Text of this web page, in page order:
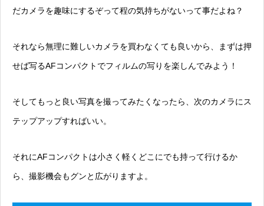
だカメラを趣味にするぞって程の気持ちがないって事だよね？
それなら無理に難しいカメラを買わなくても良いから、まずは押
せば写るAFコンパクトでフィルムの写りを楽しんでみよう！
そしてもっと良い写真を撮ってみたくなったら、次のカメラにス
テップアップすればいい。
それにAFコンパクトは小さく軽くどこにでも持って行けるか
ら、撮影機会もグンと広がりますよ。